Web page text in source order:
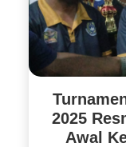
2025
Awal